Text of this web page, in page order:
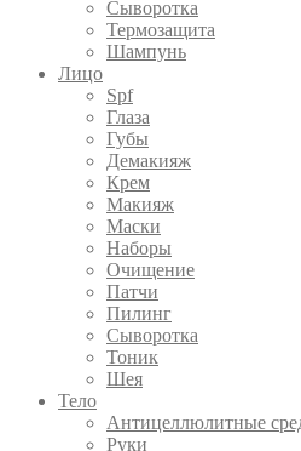
Сыворотка
Термозащита
Шампунь
Лицо
Spf
Глаза
Губы
Демакияж
Крем
Макияж
Маски
Наборы
Очищение
Патчи
Пилинг
Сыворотка
Тоник
Шея
Тело
Антицеллюлитные
Руки